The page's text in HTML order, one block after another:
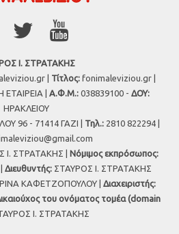
Ι. ΣΤΡΑΤΑΚΗΣ
| Τίτλος:fonimaleviziou.gr |
| Α.Φ.Μ.: 038839100 - ΔΟΥ:
ΗΡΑΚΛΕΙΟΥ
96 - 71414 ΓΑΖΙ | Τηλ.: 2810 822294 |
Ι. ΣΤΡΑΤΑΚΗΣ | Νόμιμος εκπρόσωπος:
Διευθυντής:ΣΤΑΥΡΟΣ Ι. ΣΤΡΑΤΑΚΗΣ
ΚΑΦΕΤΖΟΠΟΥΛΟΥ | Διαχειριστής:
του ονόματος τομέα (domain
Ι. ΣΤΡΑΤΑΚΗΣ